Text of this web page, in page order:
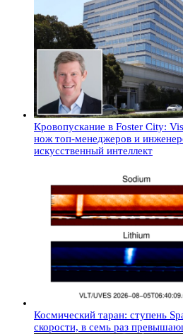
Кровопускание в Foster City:
нож топ-менеджеров и
искусственный интеллект
Космический таран: ступень
скорости, в семь раз